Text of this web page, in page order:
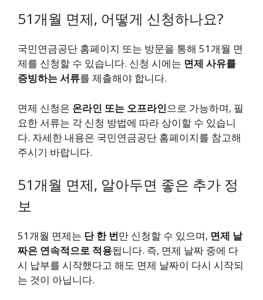
51개월 면제, 어떻게 신청하나요?
국민연금공단 홈페이지 또는 방문을 통해 51개월 면
제를 신청할 수 있습니다. 신청 시에는 면제 사유를
증빙하는 서류를 제출해야 합니다.
면제 신청은 온라인 또는 오프라인으로 가능하며, 필
요한 서류는 각 신청 방법에 따라 상이할 수 있습니
다. 자세한 내용은 국민연금공단 홈페이지를 참고해
주시기 바랍니다.
51개월 면제, 알아두면 좋은 추가 정
보
51개월 면제는 단 한 번만 신청할 수 있으며, 면제 날
짜은 연속적으로 적용됩니다. 즉, 면제 날짜 중에 다
시 납부를 시작했다고 해도 면제 날짜이 다시 시작되
는 것이 아닙니다.